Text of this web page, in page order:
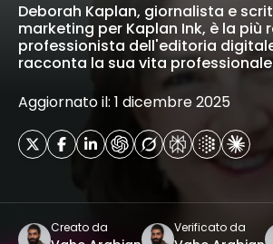
Deborah Kaplan, giornalista e
marketing per Kaplan Ink, è la più
professionista dell'editoria
racconta la sua vita
Aggiornato il: 1 dicembre 2025
Creato da Verificato da